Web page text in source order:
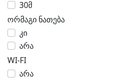
30მ
ორმაგი ნათება
კი
არა
WI-FI
არა